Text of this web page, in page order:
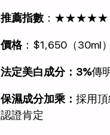
推薦指數 ：★★★★★
價格：$1,650（30ml）
法定美白成分：3%傳
保濕成分加乘： 採用
認證肯定